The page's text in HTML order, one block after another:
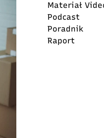
Materiał
Podcast
Poradnik
Raport